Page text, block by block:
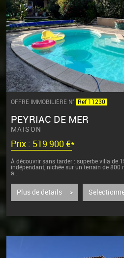
OFFRE IMMOBILIÈRE N° Ref 11230
PEYRIAC DE MER
MAISON
Prix : 519 900 €*
À découvrir sans tarder : superbe villa de
indépendant, nichée sur un terrain de 800
à...
Plus de détails >